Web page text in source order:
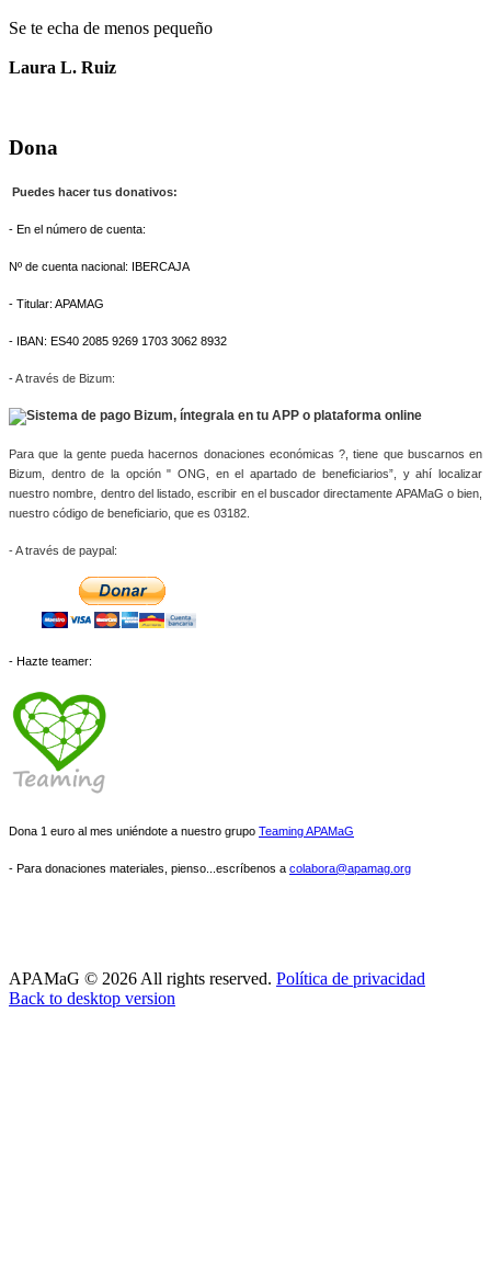
Se te echa de menos pequeño
Laura L. Ruiz
Dona
Puedes hacer tus donativos:
- En el número de cuenta:
Nº de cuenta nacional: IBERCAJA
- Titular: APAMAG
- IBAN: ES40 2085 9269 1703 3062 8932
-A través de Bizum:
Para que la gente pueda hacernos donaciones económicas ?, tiene que buscarnos en
Bizum, dentro de la opción " ONG, en el apartado de beneficiarios”, y ahí localizar
nuestro nombre, dentro del listado, escribir en el buscador directamente APAMaG o bien,
nuestro código de beneficiario, que es 03182.
- A través de paypal:
- Hazte teamer:
Dona 1 euro al mes uniéndote a nuestro grupo Teaming APAMaG
- Para donaciones materiales, pienso...escríbenos a colabora@apamag.org
APAMaG © 2026 All rights reserved. Política de privacidad
Back to desktop version